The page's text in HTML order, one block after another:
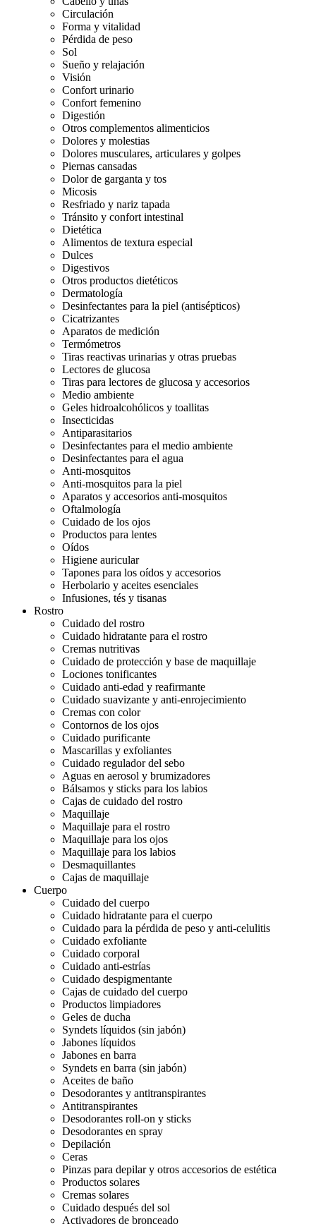
Circulación
Forma y vitalidad
Pérdida de peso
Sol
Sueño y relajación
Visión
Confort urinario
Confort femenino
Digestión
Otros complementos alimenticios
Dolores y molestias
Dolores musculares, articulares y golpes
Piernas cansadas
Dolor de garganta y tos
Micosis
Resfriado y nariz tapada
Tránsito y confort intestinal
Dietética
Alimentos de textura especial
Dulces
Digestivos
Otros productos dietéticos
Dermatología
Desinfectantes para la piel (antisépticos)
Cicatrizantes
Aparatos de medición
Termómetros
Tiras reactivas urinarias y otras pruebas
Lectores de glucosa
Tiras para lectores de glucosa y accesorios
Medio ambiente
Geles hidroalcohólicos y toallitas
Insecticidas
Antiparasitarios
Desinfectantes para el medio ambiente
Desinfectantes para el agua
Anti-mosquitos
Anti-mosquitos para la piel
Aparatos y accesorios anti-mosquitos
Oftalmología
Cuidado de los ojos
Productos para lentes
Oídos
Higiene auricular
Tapones para los oídos y accesorios
Herbolario y aceites esenciales
Infusiones, tés y tisanas
Rostro
Cuidado del rostro
Cuidado hidratante para el rostro
Cremas nutritivas
Cuidado de protección y base de maquillaje
Lociones tonificantes
Cuidado anti-edad y reafirmante
Cuidado suavizante y anti-enrojecimiento
Cremas con color
Contornos de los ojos
Cuidado purificante
Mascarillas y exfoliantes
Cuidado regulador del sebo
Aguas en aerosol y brumizadores
Bálsamos y sticks para los labios
Cajas de cuidado del rostro
Maquillaje
Maquillaje para el rostro
Maquillaje para los ojos
Maquillaje para los labios
Desmaquillantes
Cajas de maquillaje
Cuerpo
Cuidado del cuerpo
Cuidado hidratante para el cuerpo
Cuidado para la pérdida de peso y anti-celulitis
Cuidado exfoliante
Cuidado corporal
Cuidado anti-estrías
Cuidado despigmentante
Cajas de cuidado del cuerpo
Productos limpiadores
Geles de ducha
Syndets líquidos (sin jabón)
Jabones líquidos
Jabones en barra
Syndets en barra (sin jabón)
Aceites de baño
Desodorantes y antitranspirantes
Antitranspirantes
Desodorantes roll-on y sticks
Desodorantes en spray
Depilación
Ceras
Pinzas para depilar y otros accesorios de estética
Productos solares
Cremas solares
Cuidado después del sol
Activadores de bronceado